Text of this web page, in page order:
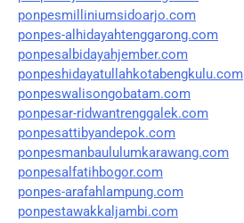
ponpesmilliniumsidoarjo.com
ponpes-alhidayahtenggarong.com
ponpesalbidayahjember.com
ponpeshidayatullahkotabengkulu.com
ponpeswalisongobatam.com
ponpesar-ridwantrenggalek.com
ponpesattibyandepok.com
ponpesmanbaululumkarawang.com
ponpesalfatihbogor.com
ponpes-arafahlampung.com
ponpestawakkaljambi.com